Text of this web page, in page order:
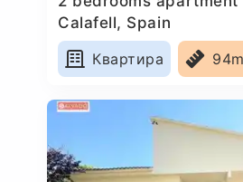
Calafell, Spain
Квартира